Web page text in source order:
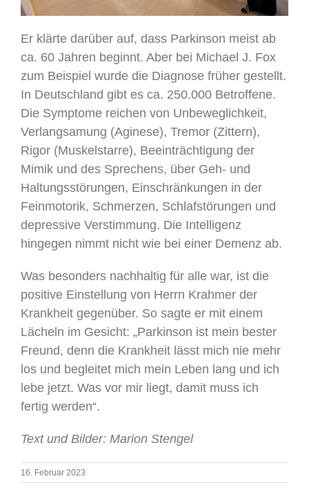
Er klärte darüber auf, dass Parkinson meist ab
ca. 60 Jahren beginnt. Aber bei Michael J. Fox
zum Beispiel wurde die Diagnose früher gestellt.
In Deutschland gibt es ca. 250.000 Betroffene.
Die Symptome reichen von Unbeweglichkeit,
Verlangsamung (Aginese), Tremor (Zittern),
Rigor (Muskelstarre), Beeinträchtigung der
Mimik und des Sprechens, über Geh- und
Haltungsstörungen, Einschränkungen in der
Feinmotorik, Schmerzen, Schlafstörungen und
depressive Verstimmung. Die Intelligenz
hingegen nimmt nicht wie bei einer Demenz ab.
Was besonders nachhaltig für alle war, ist die
positive Einstellung von Herrn Krahmer der
Krankheit gegenüber. So sagte er mit einem
Lächeln im Gesicht: „Parkinson ist mein bester
Freund, denn die Krankheit lässt mich nie mehr
los und begleitet mich mein Leben lang und ich
lebe jetzt. Was vor mir liegt, damit muss ich
fertig werden“.
Text und Bilder: Marion Stengel
16. Februar 2023